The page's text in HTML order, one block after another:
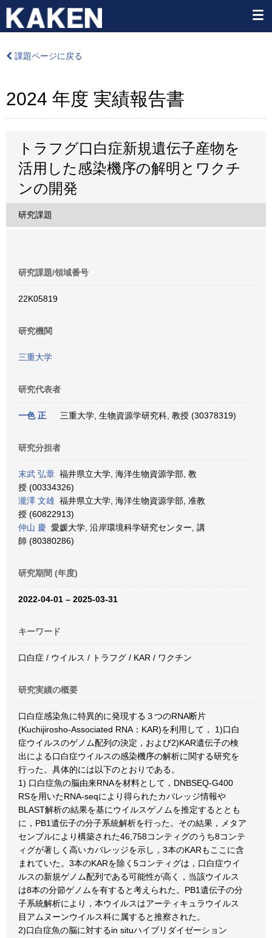
課題ページに戻る
2024 年度 実績報告書
トラフグ口白症新規遺伝子産物を
活用した感染機序の解明とワクチ
ンの開発
研究課題
研究課題/領域番号
22K05819
研究機関
三重大学
研究代表者
一色 正 三重大学, 生物資源学研究科, 教授 (30378319)
研究分担者
末武 弘章 福井県立大学, 海洋生物資源学部, 教
授 (00334326)
瀧澤 文雄 福井県立大学, 海洋生物資源学部, 准教
授 (60822913)
仲山 慶 愛媛大学, 沿岸環境科学研究センター, 講
師 (80380286)
研究期間 (年度)
2022-04-01 – 2025-03-31
キーワード
口白症 / ウイルス / トラフグ / KAR / ワクチン
研究実績の概要
口白症感染魚に特異的に発現する３つのRNA断片
(Kuchijirosho-Associated RNA：KAR)を利用して， 1)口白
症ウイルスのゲノム配列の決定，および2)KAR遺伝子の検
出による口白症ウイルスの感染機序の解析に関する研究を
行った。具体的には以下のとおりである。
1) 口白症魚の脳由来RNAを材料として，DNBSEQ-G400
RSを用いたRNA-seqにより得られたカバレッジ情報や
BLAST解析の結果を基にウイルスゲノムを推定するととも
に，PB1遺伝子の分子系統解析を行った。その結果，メタア
センブルにより構築された46,758コンティグのうち8コンテ
ィグが著しく高いカバレッジを示し，3本のKARもここに含
まれていた。3本のKARを除く5コンティグは，口白症ウイ
ルスの新規ゲノム配列である可能性が高く，当該ウイルス
は8本の分節ゲノムを有すると考えられた。PB1遺伝子の分
子系統解析により，本ウイルスはアーティキュラウイルス
目アムヌーンウイルス科に属すると推察された。
2)口白症魚の脳に対するin situハイブリダイゼーション